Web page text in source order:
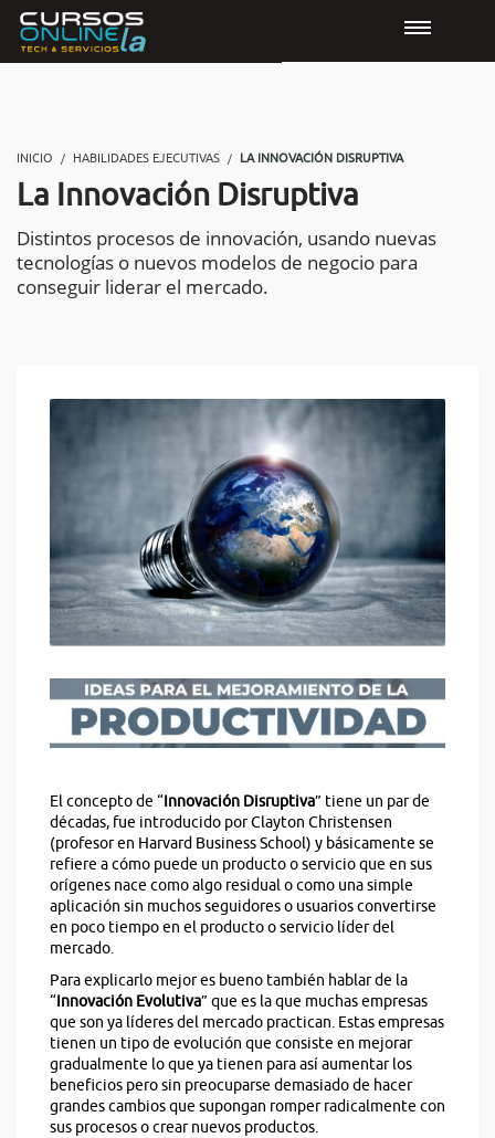
INICIO HABILIDADES EJECUTIVAS LA INNOVACIÓN DISRUPTIVA
La Innovación Disruptiva
Distintos procesos de innovación, usando nuevas
tecnologías o nuevos modelos de negocio para
conseguir liderar el mercado.
El concepto de “Innovación Disruptiva” tiene un par de
décadas, fue introducido por Clayton Christensen
(profesor en Harvard Business School) y básicamente se
refiere a cómo puede un producto o servicio que en sus
orígenes nace como algo residual o como una simple
aplicación sin muchos seguidores o usuarios convertirse
en poco tiempo en el producto o servicio líder del
mercado.
Para explicarlo mejor es bueno también hablar de la
“Innovación Evolutiva” que es la que muchas empresas
que son ya líderes del mercado practican. Estas empresas
tienen un tipo de evolución que consiste en mejorar
gradualmente lo que ya tienen para así aumentar los
beneficios pero sin preocuparse demasiado de hacer
grandes cambios que supongan romper radicalmente con
sus procesos o crear nuevos productos.